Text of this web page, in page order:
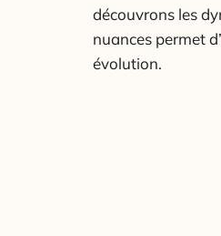
découvrons les
nuances permet
évolution.